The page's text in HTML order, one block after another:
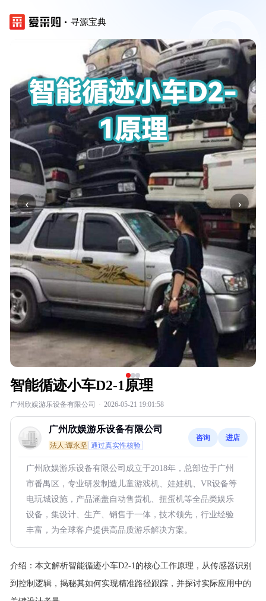
寻源宝典
‹ ›
智能循迹小车D2-1原理
广州欣娱游乐设备有限公司 · 2026-05-21 19:01:58
广州欣娱游乐设备有限公司
法人:谭永坚 通过真实性核验
咨询 进店
广州欣娱游乐设备有限公司成立于2018年，总部位于广州
市番禺区，专业研发制造儿童游戏机、娃娃机、VR设备等
电玩城设施，产品涵盖自动售货机、扭蛋机等全品类娱乐
设备，集设计、生产、销售于一体，技术领先，行业经验
丰富，为全球客户提供高品质游乐解决方案。
介绍： 本文解析智能循迹小车D2-1的核心工作原理，从传感器识别
到控制逻辑，揭秘其如何实现精准路径跟踪，并探讨实际应用中的